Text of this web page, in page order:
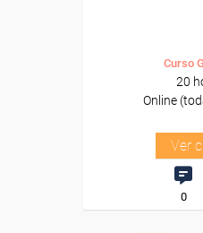
Curso
20
Online
Ver
0